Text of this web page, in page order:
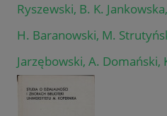
Ryszewski, B. K.
H. Baranowski, M.
Jarzębowski, A. Domański,